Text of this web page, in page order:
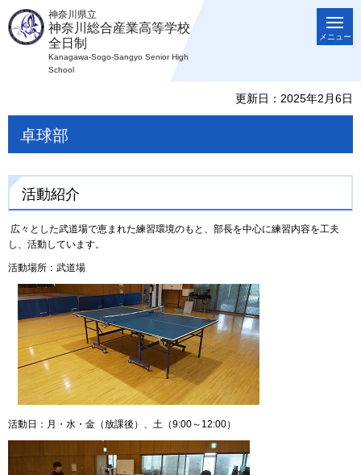
神奈川県立
神奈川総合産業高等学校
全日制
Kanagawa-Sogo-Sangyo Senior High
School
メニュー
更新日：2025年2月6日
卓球部
活動紹介
広々とした武道場で恵まれた練習環境のもと、部長を中心に練習内容を工夫
し、活動しています。
活動場所：武道場
活動日：月・水・金（放課後）、土（9:00～12:00）